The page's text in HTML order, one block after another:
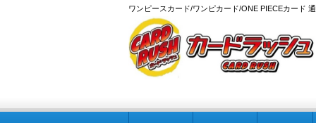
ワンピースカード/ワンピカード/ONE PIECEカード